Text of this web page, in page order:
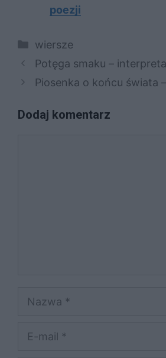
poezji
Kategorie
wiersze
Potęga smaku –
Piosenka o końcu świata
Dodaj komentarz
Nazwa